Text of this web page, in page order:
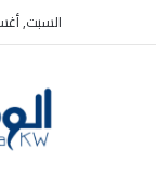
السبت,